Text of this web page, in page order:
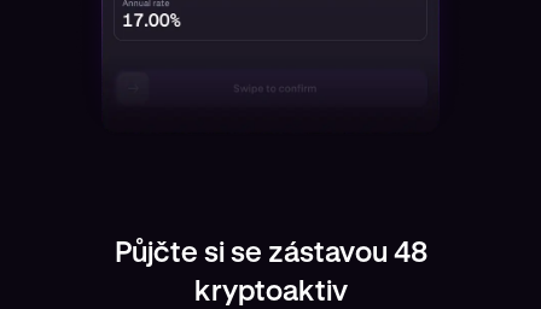
Půjčte si se zástavou 48
kryptoaktiv